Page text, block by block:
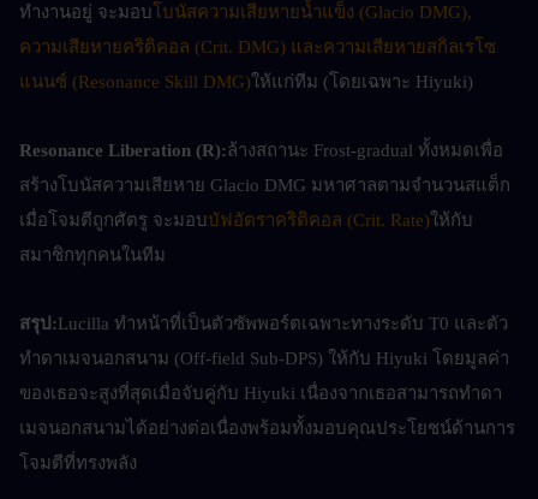
ทำงานอยู่ จะมอบ โบนัสความเสียหายน้ำแข็ง (Glacio DMG),
ความเสียหายคริติคอล (Crit. DMG) และความเสียหายสกิลเรโซ
แนนซ์ (Resonance Skill DMG)ให้แก่ทีม (โดยเฉพาะ Hiyuki)
Resonance Liberation (R):ล้างสถานะ Frost-gradual ทั้งหมดเพื่อ
สร้างโบนัสความเสียหาย Glacio DMG มหาศาลตามจำนวนสแต็ก
เมื่อโจมตีถูกศัตรู จะมอบบัฟอัตราคริติคอล (Crit. Rate)ให้กับ
สมาชิกทุกคนในทีม
สรุป:Lucilla ทำหน้าที่เป็นตัวซัพพอร์ตเฉพาะทางระดับ T0 และตัว
ทำดาเมจนอกสนาม (Off-field Sub-DPS) ให้กับ Hiyuki โดยมูลค่า
ของเธอจะสูงที่สุดเมื่อจับคู่กับ Hiyuki เนื่องจากเธอสามารถทำดา
เมจนอกสนามได้อย่างต่อเนื่องพร้อมทั้งมอบคุณประโยชน์ด้านการ
โจมตีที่ทรงพลัง